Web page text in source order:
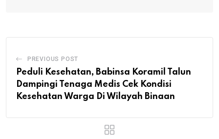
PREVIOUS POST
Peduli Kesehatan, Babinsa Koramil Talun
Dampingi Tenaga Medis Cek Kondisi
Kesehatan Warga Di Wilayah Binaan